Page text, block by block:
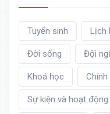
Tuyển sinh Lịch
Đời sống Đội
Khoá học
Sự kiện và hoạt động